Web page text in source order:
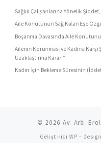
Sağlık Çalışanlarına Yönelik
Aile Konutunun Sağ Kalan Eşe
Boşanma Davasında Aile
Ailenin Korunması ve Kadına
Uzaklaştırma Kararı”
Kadın İçin Bekleme Süresinin
© 2026 Av. Arb.
Geliştirici WP –